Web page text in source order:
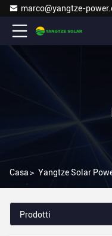
marco@yangtze-
Casa > Yangtze Solar
Prodotti